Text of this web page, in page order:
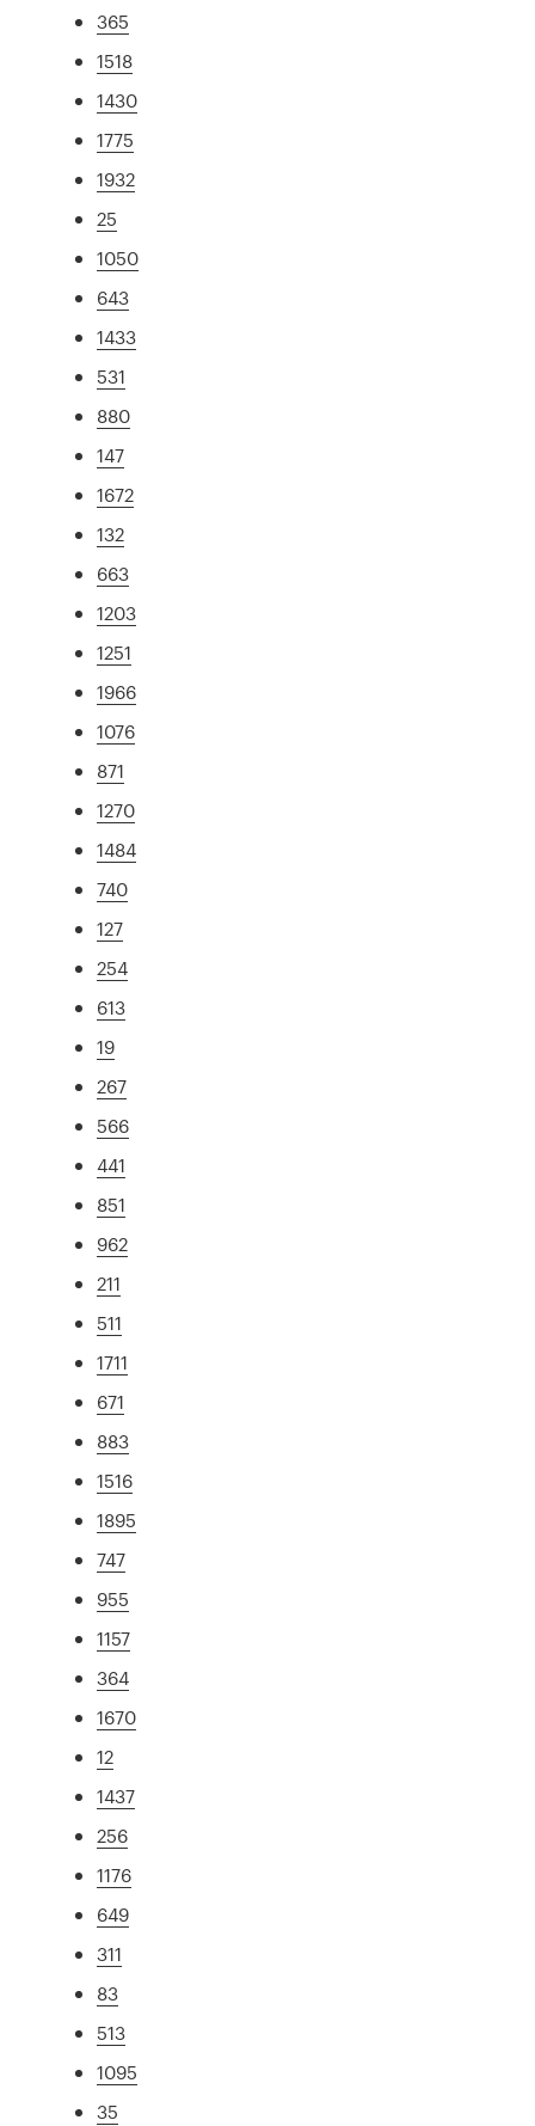
365
1518
1430
1775
1932
25
1050
643
1433
531
880
147
1672
132
663
1203
1251
1966
1076
871
1270
1484
740
127
254
613
19
267
566
441
851
962
211
511
1711
671
883
1516
1895
747
955
1157
364
1670
12
1437
256
1176
649
311
83
513
1095
35